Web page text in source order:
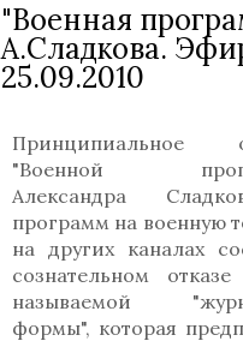
"Военная
А.Сладкова.
25.09.2010
Принципиальное
"Военной
Александра
программ на военную
на других каналах
сознательном
называемой
формы", которая